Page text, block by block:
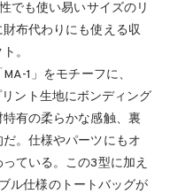
でも使い易いサイズのリ
布代わりにも使える収
。
1」をモチーフに、
ント生地にボンディング
有の柔らかな感触、裏
。仕様やパーツにもオ
ている。この3型に加え
ル仕様のトートバッグが